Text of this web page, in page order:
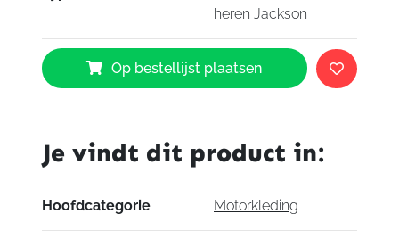
heren Jackson
Mobile
Warming
Verwarmde
Jackson
Op bestellijst plaatsen
Je vindt dit product in:
Hoofdcategorie Motorkleding